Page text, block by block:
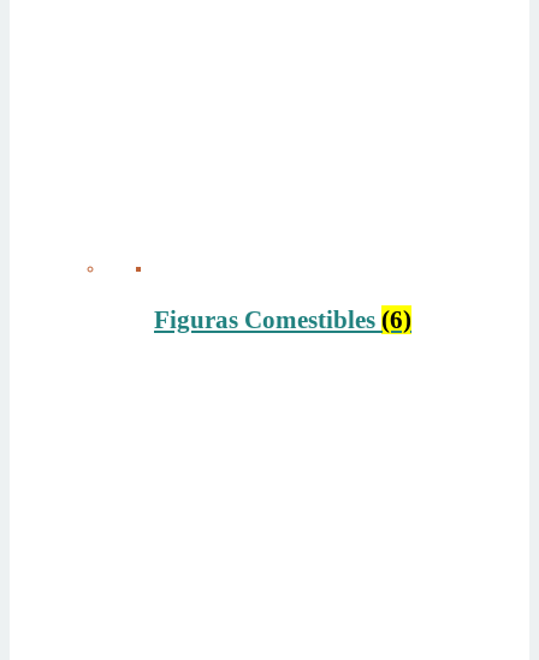
Figuras Comestibles (6)